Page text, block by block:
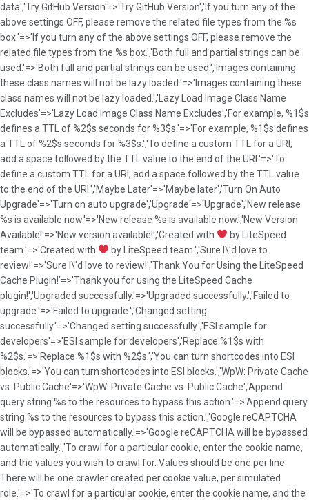
data','Try GitHub Version'=>'Try GitHub Version','If you turn any of the
above settings OFF, please remove the related file types from the %s
box.'=>'If you turn any of the above settings OFF, please remove the
related file types from the %s box.','Both full and partial strings can be
used.'=>'Both full and partial strings can be used.','Images containing
these class names will not be lazy loaded.'=>'Images containing these
class names will not be lazy loaded.','Lazy Load Image Class Name
Excludes'=>'Lazy Load Image Class Name Excludes','For example, %1$s
defines a TTL of %2$s seconds for %3$s.'=>'For example, %1$s defines
a TTL of %2$s seconds for %3$s.','To define a custom TTL for a URI,
add a space followed by the TTL value to the end of the URI.'=>'To
define a custom TTL for a URI, add a space followed by the TTL value
to the end of the URI.','Maybe Later'=>'Maybe later','Turn On Auto
Upgrade'=>'Turn on auto upgrade','Upgrade'=>'Upgrade','New release
%s is available now.'=>'New release %s is available now.','New Version
Available!'=>'New version available!','Created with
by LiteSpeed
team.'=>'Created with
by LiteSpeed team.','Sure I\'d love to
review!'=>'Sure I\'d love to review!','Thank You for Using the LiteSpeed
Cache Plugin!'=>'Thank you for using the LiteSpeed Cache
plugin!','Upgraded successfully.'=>'Upgraded successfully.','Failed to
upgrade.'=>'Failed to upgrade.','Changed setting
successfully.'=>'Changed setting successfully.','ESI sample for
developers'=>'ESI sample for developers','Replace %1$s with
%2$s.'=>'Replace %1$s with %2$s.','You can turn shortcodes into ESI
blocks.'=>'You can turn shortcodes into ESI blocks.','WpW: Private Cache
vs. Public Cache'=>'WpW: Private Cache vs. Public Cache','Append
query string %s to the resources to bypass this action.'=>'Append query
string %s to the resources to bypass this action.','Google reCAPTCHA
will be bypassed automatically.'=>'Google reCAPTCHA will be bypassed
automatically.','To crawl for a particular cookie, enter the cookie name,
and the values you wish to crawl for. Values should be one per line.
There will be one crawler created per cookie value, per simulated
role.'=>'To crawl for a particular cookie, enter the cookie name, and the